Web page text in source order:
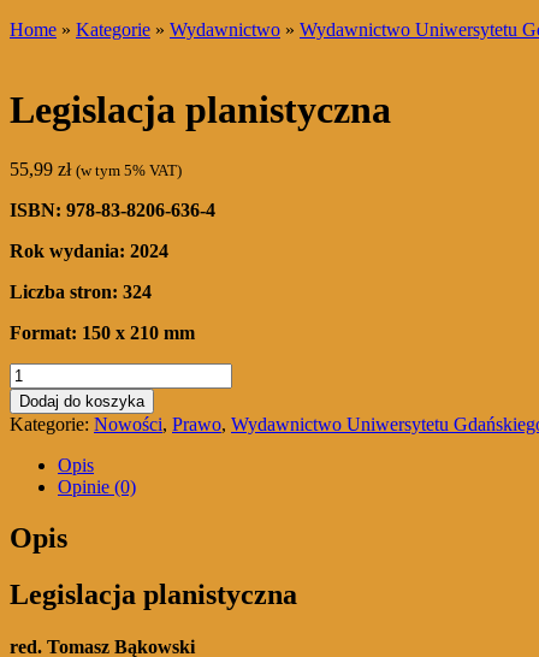
Home » Kategorie » Wydawnictwo » Wydawnictwo Uniwersytetu
Legislacja planistyczna
55,99 zł (w tym 5% VAT)
ISBN: 978-83-8206-636-4
Rok wydania: 2024
Liczba stron: 324
Format: 150 x 210 mm
ilość
Legislacja
planistyczna
Dodaj do koszyka
Kategorie: Nowości, Prawo, Wydawnictwo Uniwersytetu
Opis
Opinie (0)
Opis
Legislacja planistyczna
red. Tomasz Bąkowski